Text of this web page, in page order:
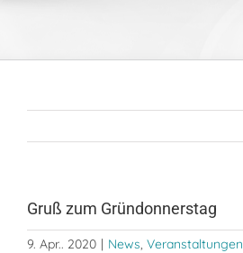
Gruß zum Gründonnerstag
9. Apr.. 2020 | News, Veranstaltungen